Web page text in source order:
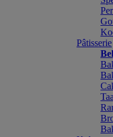
Pâtisserie